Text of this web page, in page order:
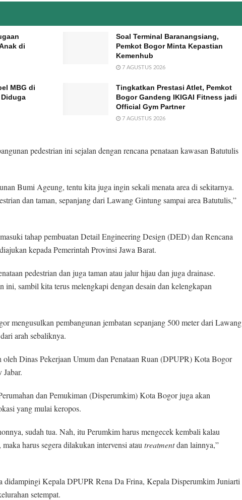
di
Soal Terminal Baranangsiang,
Pemkot Bogor Minta Kepastian
Kemenhub
7 AGUSTUS 2026
MBG di
Diduga
Tingkatkan Prestasi Atlet, Pemkot
Bogor Gandeng IKIGAI Fitness jadi
Official Gym Partner
7 AGUSTUS 2026
pedestrian ini sejalan dengan rencana penataan kawasan Batutulis
Bumi Ageung, tentu kita juga ingin sekali menata area di sekitarnya.
dan taman, sepanjang dari Lawang Gintung sampai area Batutulis,”
tahap pembuatan Detail Engineering Design (DED) dan Rencana
kepada Pemerintah Provinsi Jawa Barat.
pedestrian dan juga taman atau jalur hijau dan juga drainase.
ini, sambil kita terus melengkapi dengan desain dan kelengkapan
mengusulkan pembangunan jembatan sepanjang 500 meter dari Lawang
arah sebaliknya.
oleh Dinas Pekerjaan Umum dan Penataan Ruan (DPUPR) Kota Bogor
dan Pemukiman (Disperumkim) Kota Bogor juga akan
yang mulai keropos.
sudah tua. Nah, itu Perumkim harus mengecek kembali kalau
harus segera dilakukan intervensi atau treatmentdan lainnya,”
didampingi Kepala DPUPR Rena Da Frina, Kepala Disperumkim Juniarti
setempat.